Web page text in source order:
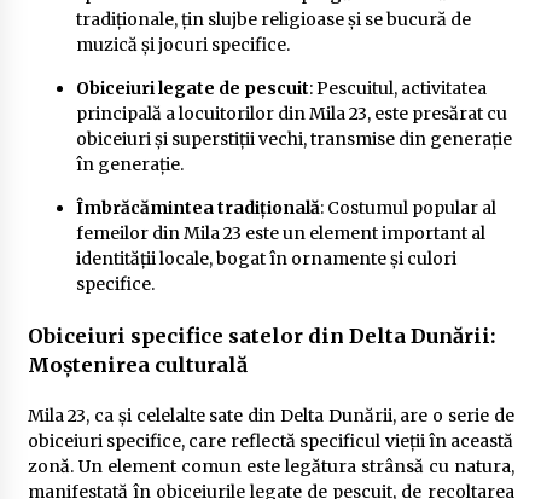
tradiționale, țin slujbe religioase și se bucură de
muzică și jocuri specifice.
Obiceiuri legate de pescuit: Pescuitul, activitatea
principală a locuitorilor din Mila 23, este presărat cu
obiceiuri și superstiții vechi, transmise din generație
în generație.
Îmbrăcămintea tradițională: Costumul popular al
femeilor din Mila 23 este un element important al
identității locale, bogat în ornamente și culori
specifice.
Obiceiuri specifice satelor din Delta Dunării:
Moștenirea culturală
Mila 23, ca și celelalte sate din Delta Dunării, are o serie de
obiceiuri specifice, care reflectă specificul vieții în această
zonă. Un element comun este legătura strânsă cu natura,
manifestată în obiceiurile legate de pescuit, de recoltarea